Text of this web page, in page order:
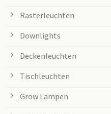
Rasterleuchten
Downlights
Deckenleuchten
Tischleuchten
Grow Lampen